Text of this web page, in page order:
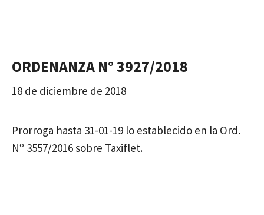
ORDENANZA N° 3927/2018
18 de diciembre de 2018
Prorroga hasta 31-01-19 lo establecido en la Ord.
Nº 3557/2016 sobre Taxiflet.